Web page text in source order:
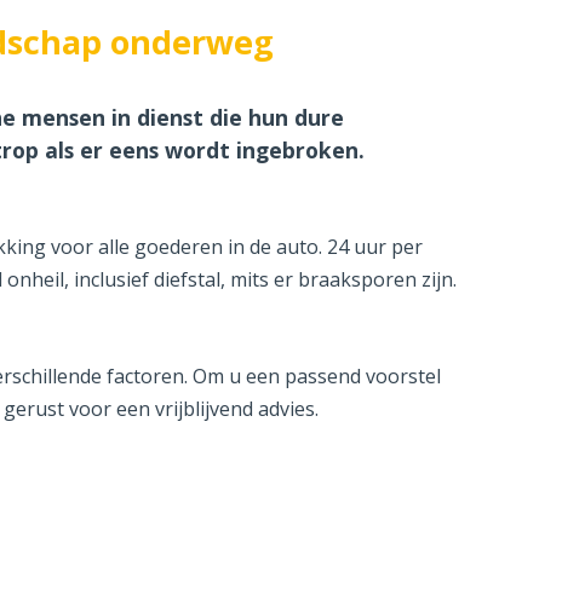
onderweg
mensen in dienst die hun dure
als er eens wordt ingebroken.
voor alle goederen in de auto. 24 uur per
inclusief diefstal, mits er braaksporen zijn.
factoren. Om u een passend voorstel
voor een vrijblijvend advies.